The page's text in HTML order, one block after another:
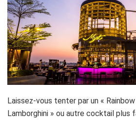
Laissez-vous tenter par un «
Lamborghini » ou autre cocktail plus